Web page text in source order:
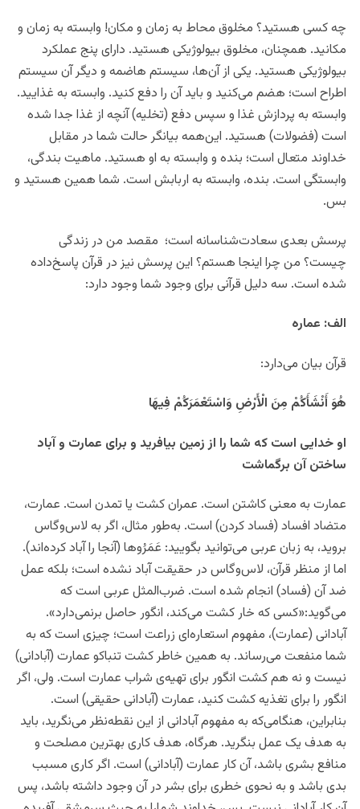
چه کسی هستید؟ مخلوق محاط به زمان و مکان! وابسته به زمان و
مکانید. همچنان، مخلوق بیولوژیکی هستید. دارای پنج عملکرد
بیولوژیکی هستید. یکی از آن‌ها، سیستم هاضمه و دیگر آن سیستم
اطراح است؛ هضم می‌کنید و باید آن را دفع کنید. وابسته به غذایید.
وابسته به پردازش غذا و سپس دفع (تخلیه) آنچه از غذا جدا شده
است (فضولات) هستید. این‌همه بیانگر حالت شما در مقابل
خداوند متعال است؛ بنده‌ و وابسته به او هستید. ماهیت بندگی،
وابستگی است. بنده، وابسته به اربابش است. شما همین هستید و
بس.
پرسش بعدی سعادت‌شناسانه است؛ مقصد من در زندگی
چیست؟ من چرا اینجا هستم؟ این پرسش نیز در قرآن پاسخ‌داده
‌شده است. سه دلیل قرآنی برای وجود شما وجود دارد:
الف: عماره
قرآن بیان می‌دارد:
هُوَ أَنْشَأَكُمْ مِنَ الْأَرْضِ وَاسْتَعْمَرَكُمْ فِيهَا
او خدایی است که شما را از زمین بیافرید و برای عمارت و آباد
ساختن آن برگماشت
عمارت به معنی کاشتن است. عمران کشت یا تمدن است. عمارت،
متضاد افساد (فساد کردن) است. به‌طور مثال، اگر به لاس‌وگاس
بروید، به زبان عربی می‌توانید بگویید: عَمَرُوها (آنجا را آباد کرده‌اند).
اما از منظر قرآن، لاس‌وگاس در حقیقت آباد نشده است؛ بلکه عمل
ضد آن (فساد) انجام شده است. ضرب‌المثل عربی است که
می‌گوید:«کسی که خار کشت می‌کند، انگور حاصل برنمی‌دارد».
آبادانی (عمارت)، مفهوم استعاره‌ای زراعت است؛ چیزی است که به
شما منفعت می‌رساند. به همین خاطر کشت تنباکو عمارت (آبادانی)
نیست و نه هم کشت انگور برای تهیه‌ی شراب عمارت است. ولی، اگر
انگور را برای تغذیه کشت کنید، عمارت (آبادانی حقیقی) است.
بنابراین، هنگامی‌که به مفهوم آبادانی از این نقطه‌نظر می‌نگرید، باید
به هدف یک عمل بنگرید. هرگاه، هدف کاری بهترین مصلحت و
منافع بشری باشد، آن کار عمارت (آبادانی) است. اگر کاری مسبب
بدی باشد و به نحوی خطری برای بشر در آن وجود داشته باشد، پس